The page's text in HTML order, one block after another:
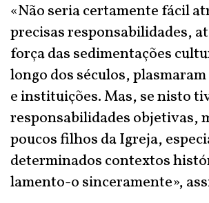
«Não seria certamente fácil
precisas responsabilidades,
força das sedimentações
longo dos séculos,
e instituições. Mas, se nisto
responsabilidades objetivas,
poucos filhos da Igreja,
determinados contextos
lamento-o sinceramente»,